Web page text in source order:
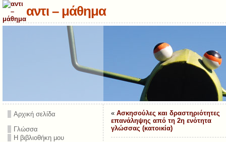
αντι – μάθημα
Αρχική σελίδα
Γλώσσα
Η βιβλιοθήκη μου
« Ασκησούλες και δραστηριότητες
επανάληψης από τη 2η ενότητα
γλώσσας (κατοικία)